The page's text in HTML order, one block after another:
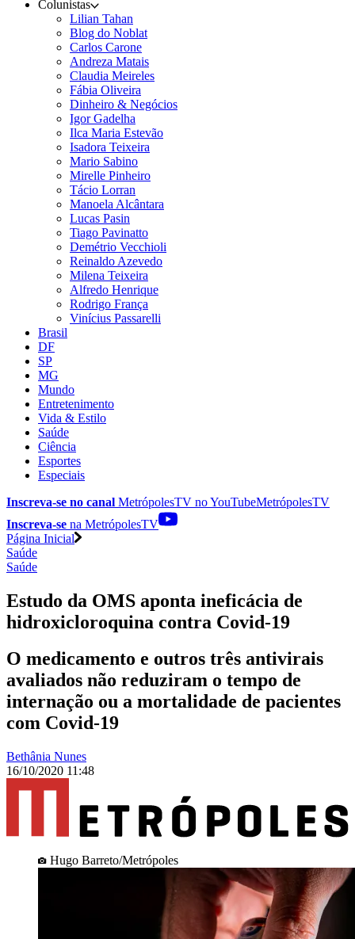
Colunistas
Lilian Tahan
Blog do Noblat
Carlos Carone
Andreza Matais
Claudia Meireles
Fábia Oliveira
Dinheiro & Negócios
Igor Gadelha
Ilca Maria Estevão
Isadora Teixeira
Mario Sabino
Mirelle Pinheiro
Tácio Lorran
Manoela Alcântara
Lucas Pasin
Tiago Pavinatto
Demétrio Vecchioli
Reinaldo Azevedo
Milena Teixeira
Alfredo Henrique
Rodrigo França
Vinícius Passarelli
Brasil
DF
SP
MG
Mundo
Entretenimento
Vida & Estilo
Saúde
Ciência
Esportes
Especiais
Inscreva-se no canal MetrópolesTV noYouTubeMetrópolesTV
Inscreva-se na MetrópolesTV
Página Inicial
Saúde
Saúde
Estudo da OMS aponta ineficácia de
hidroxicloroquina contra Covid-19
O medicamento e outros três antivirais
avaliados não reduziram o tempo de
internação ou a mortalidade de pacientes
com Covid-19
Bethânia Nunes
16/10/2020 11:48
Hugo Barreto/Metrópoles